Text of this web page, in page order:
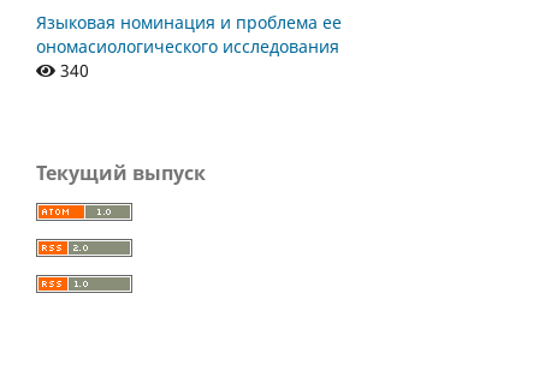
Языковая номинация и проблема ее
ономасиологического исследования
340
Текущий выпуск